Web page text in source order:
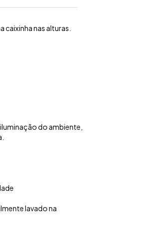
caixinha nas alturas.
do ambiente,
lavado na